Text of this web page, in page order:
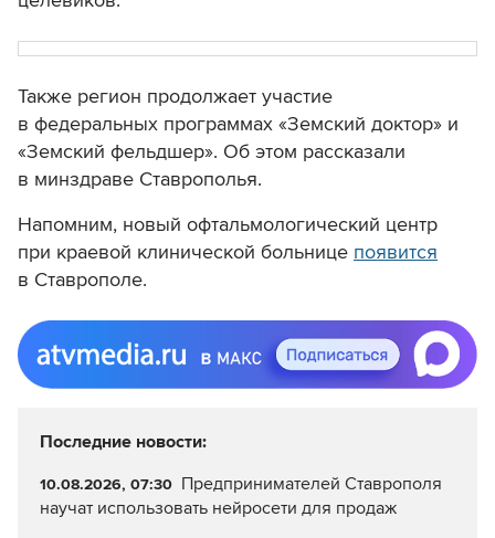
Также регион продолжает участие
в федеральных программах «Земский доктор» и
«Земский фельдшер». Об этом рассказали
в минздраве Ставрополья.
Напомним, новый офтальмологический центр
при краевой клинической больнице появится
в Ставрополе.
Последние новости:
10.08.2026, 07:30 Предпринимателей Ставрополя
научат использовать нейросети для продаж